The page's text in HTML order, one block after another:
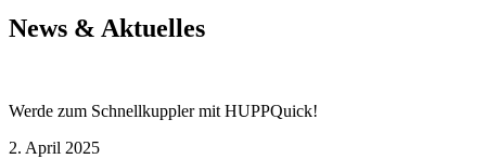
News & Aktuelles
Werde zum Schnellkuppler mit HUPPQuick!
2. April 2025